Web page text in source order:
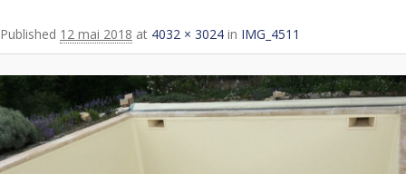
Published 12 mai 2018 at 4032 × 3024 in IMG_4511